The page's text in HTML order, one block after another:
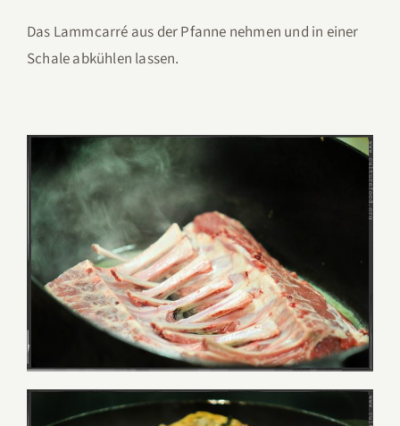
Das Lammcarré aus der Pfanne nehmen und in einer
Schale abkühlen lassen.